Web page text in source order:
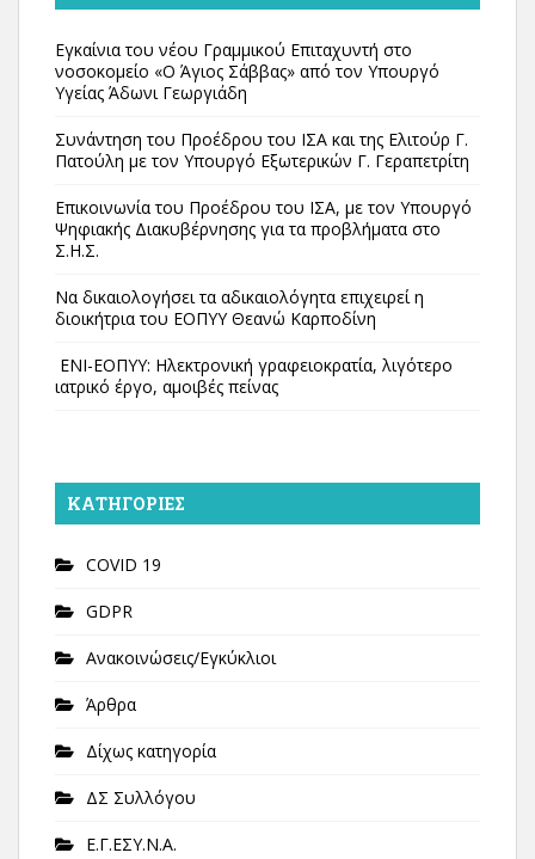
Εγκαίνια του νέου Γραμμικού Επιταχυντή στο
νοσοκομείο «Ο Άγιος Σάββας» από τον Υπουργό
Υγείας Άδωνι Γεωργιάδη
Συνάντηση του Προέδρου του ΙΣΑ και της Ελιτούρ Γ.
Πατούλη με τον Υπουργό Εξωτερικών Γ. Γεραπετρίτη
Επικοινωνία του Προέδρου του ΙΣΑ, με τον Υπουργό
Ψηφιακής Διακυβέρνησης για τα προβλήματα στο
Σ.Η.Σ.
Να δικαιολογήσει τα αδικαιολόγητα επιχειρεί η
διοικήτρια του ΕΟΠΥΥ Θεανώ Καρποδίνη
ΕΝΙ-ΕΟΠΥΥ: Ηλεκτρονική γραφειοκρατία, λιγότερο
ιατρικό έργο, αμοιβές πείνας
KΑΤΗΓΟΡΊΕΣ
COVID 19
GDPR
Ανακοινώσεις/Εγκύκλιοι
Άρθρα
Δίχως κατηγορία
ΔΣ Συλλόγου
Ε.Γ.ΕΣΥ.Ν.Α.